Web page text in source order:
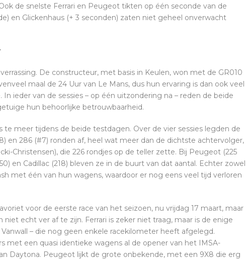
de snelste Ferrari en Peugeot tikten op één seconde van de
en Glickenhaus (+ 3 seconden) zaten niet geheel onverwacht
De constructeur, met basis in Keulen, won met de GR010
maal de 24 Uur van Le Mans, dus hun ervaring is dan ook veel
ieder van de sessies – op één uitzondering na – reden de beide
hun behoorlijke betrouwbaarheid.
te meer tijdens de beide testdagen. Over de vier sessies legden de
en 286 (#7) ronden af, heel wat meer dan de dichtste achtervolger,
Christensen), die 226 rondjes op de teller zette. Bij Peugeot (225
en Cadillac (218) bleven ze in de buurt van dat aantal. Echter zowel
met één van hun wagens, waardoor er nog eens veel tijd verloren
voor de eerste race van het seizoen, nu vrijdag 17 maart, maar
niet echt ver af te zijn. Ferrari is zeker niet traag, maar is de enige
– die nog geen enkele racekilometer heeft afgelegd.
met een quasi identieke wagens al de opener van het IMSA-
Daytona. Peugeot lijkt de grote onbekende, met een 9X8 die erg